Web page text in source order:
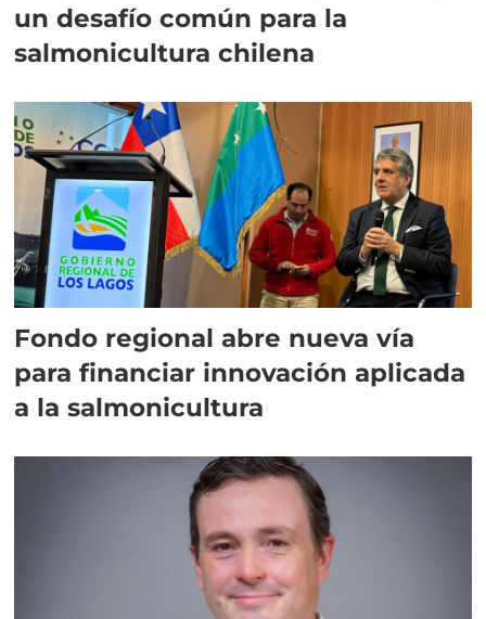
un desafío común para la
salmonicultura chilena
Fondo regional abre nueva vía
para financiar innovación aplicada
a la salmonicultura